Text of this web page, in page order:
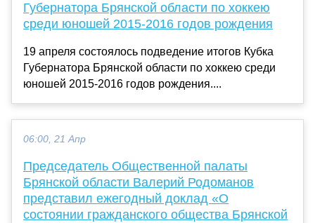
Губернатора Брянской области по хоккею
среди юношей 2015-2016 годов рождения
19 апреля состоялось подведение итогов Кубка
Губернатора Брянской области по хоккею среди
юношей 2015-2016 годов рождения....
06:00, 21 Апр
Председатель Общественной палаты
Брянской области Валерий Родоманов
представил ежегодный доклад «О
состоянии гражданского общества Брянской